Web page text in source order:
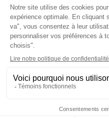
1111 Rue Lapierre, LaSalle,
QC H8N 2J4
Centre d'aide